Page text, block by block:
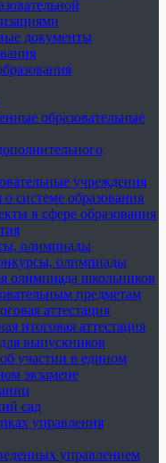
документы
образовательные
учреждения
системе образования
в сфере образования
олимпиады
олимпиады
олимпиада школьников
предметам
аттестация
итоговая аттестация
выпускников
участии в едином
экзамене
сад
управления
управлением